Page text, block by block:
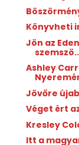
Könyvheti
Jön az
Ashley
Jövőre
Véget ért
Kresley
Itt a